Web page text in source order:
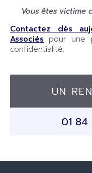
Vous êtes victime
Contactez dès
Associés pour une
confidentialité.
UN
01 84